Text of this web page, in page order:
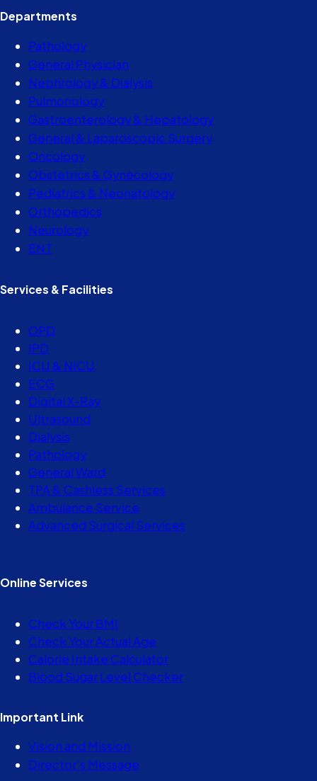
Departments
Pathology
General Physician
Nephrology & Dialysis
Pulmonology
Gastroenterology & Hepatology
General & Laparoscopic Surgery
Oncology
Obstetrics & Gynecology
Pediatrics & Neonatology
Orthopedics
Neurology
ENT
Services & Facilities
OPD
IPD
ICU & NICU
ECG
Digital X-Ray
Ultrasound
Dialysis
Pathology
General Ward
TPA & Cashless Services
Ambulance Service
Advanced Surgical Services
Online Services
Check Your BMI
Check Your Actual Age
Calorie Intake Calculator
Blood Sugar Level Checker
Important Link
Vision and Mission
Director’s Message